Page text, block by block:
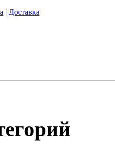
| Доставка